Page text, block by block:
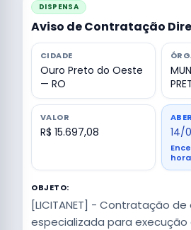
DISPENSA
Aviso de Contratação
CIDADE
Ouro Preto do Oeste
— RO
VALOR
R$ 15.697,08 14/
OBJETO:
[LICITANET] - Contratação
especializada para execução